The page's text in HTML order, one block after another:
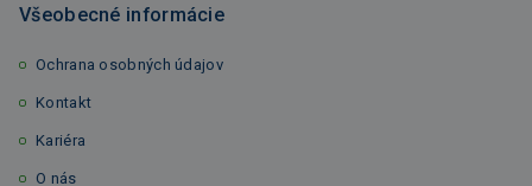
Všeobecné informácie
Ochrana osobných údajov
Kontakt
Kariéra
O nás